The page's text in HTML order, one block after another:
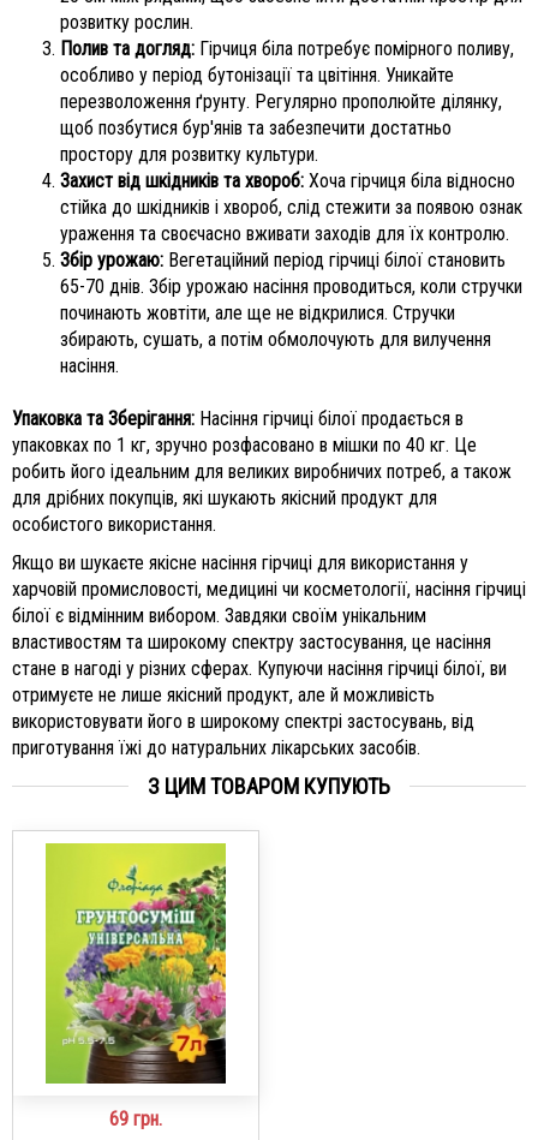
розвитку рослин.
Полив та догляд: Гірчиця біла потребує помірного поливу,
особливо у період бутонізації та цвітіння. Уникайте
перезволоження ґрунту. Регулярно прополюйте ділянку,
щоб позбутися бур'янів та забезпечити достатньо
простору для розвитку культури.
Захист від шкідників та хвороб: Хоча гірчиця біла відносно
стійка до шкідників і хвороб, слід стежити за появою ознак
ураження та своєчасно вживати заходів для їх контролю.
Збір урожаю: Вегетаційний період гірчиці білої становить
65-70 днів. Збір урожаю насіння проводиться, коли стручки
починають жовтіти, але ще не відкрилися. Стручки
збирають, сушать, а потім обмолочують для вилучення
насіння.
Упаковка та Зберігання: Насіння гірчиці білої продається в
упаковках по 1 кг, зручно розфасовано в мішки по 40 кг. Це
робить його ідеальним для великих виробничих потреб, а також
для дрібних покупців, які шукають якісний продукт для
особистого використання.
Якщо ви шукаєте якісне насіння гірчиці для використання у
харчовій промисловості, медицині чи косметології, насіння гірчиці
білої є відмінним вибором. Завдяки своїм унікальним
властивостям та широкому спектру застосування, це насіння
стане в нагоді у різних сферах. Купуючи насіння гірчиці білої, ви
отримуєте не лише якісний продукт, але й можливість
використовувати його в широкому спектрі застосувань, від
приготування їжі до натуральних лікарських засобів.
З ЦИМ ТОВАРОМ КУПУЮТЬ
69 грн.